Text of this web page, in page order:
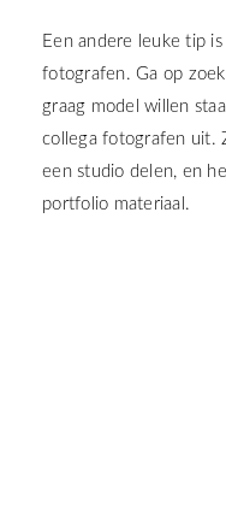
Een andere leuke tip
fotografen. Ga op
graag model willen
collega fotografen uit.
een studio delen, en
portfolio materiaal.